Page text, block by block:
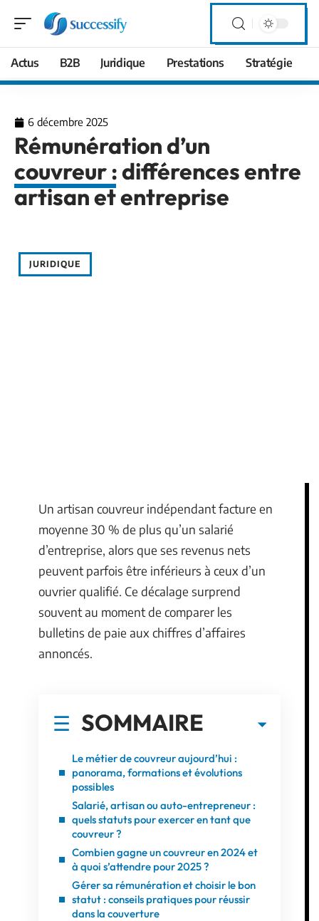
Actus B2B Juridique Prestations Stratégie
6 décembre 2025
Rémunération d’un
couvreur : différences entre
artisan et entreprise
JURIDIQUE
Un artisan couvreur indépendant facture en
moyenne 30 % de plus qu’un salarié
d’entreprise, alors que ses revenus nets
peuvent parfois être inférieurs à ceux d’un
ouvrier qualifié. Ce décalage surprend
souvent au moment de comparer les
bulletins de paie aux chiffres d’affaires
annoncés.
SOMMAIRE
Le métier de couvreur aujourd’hui :
panorama, formations et évolutions
possibles
Salarié, artisan ou auto-entrepreneur :
quels statuts pour exercer en tant que
couvreur ?
Combien gagne un couvreur en 2024 et
à quoi s’attendre pour 2025 ?
Gérer sa rémunération et choisir le bon
statut : conseils pratiques pour réussir
dans la couverture